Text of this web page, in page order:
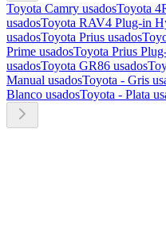
Toyota Camry usadosToyota
usadosToyota RAV4 Plug-in
usadosToyota Prius usados
Prime usadosToyota Prius
usadosToyota GR86 usados
Manual usadosToyota - Gris
Blanco usadosToyota - Plata